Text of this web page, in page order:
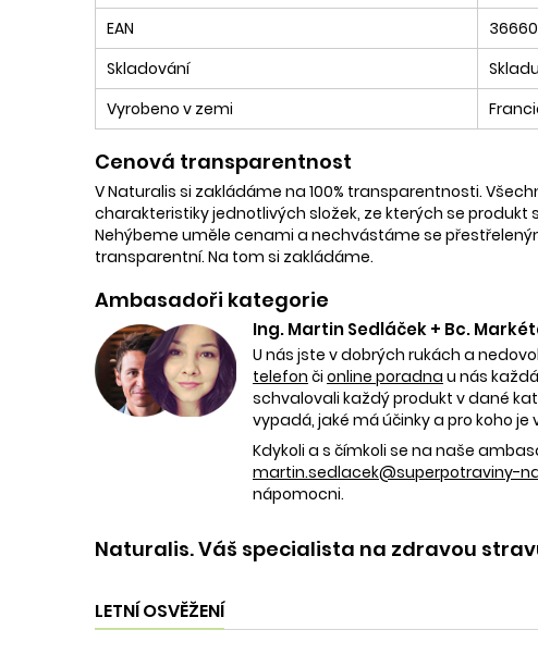
EAN
Skladování
Vyrobeno v zemi
Cenová transparentnost
V Naturalis si zakládáme na 100% transparentnosti.
charakteristiky jednotlivých složek, ze kterých se produkt
Nehýbeme uměle cenami a nechvástáme se
transparentní. Na tom si zakládáme.
Ambasadoři kategorie
Ing. Martin Sedláček + Bc.
U nás jste v dobrých rukách a
telefon či online poradna u nás
schvalovali každý produkt v dané
vypadá, jaké má účinky a pro koho je
Kdykoli a s čímkoli se na naše
martin.sedlacek@superpotraviny-
nápomocni.
Naturalis. Váš specialista na zdravou
LETNÍ OSVĚŽENÍ